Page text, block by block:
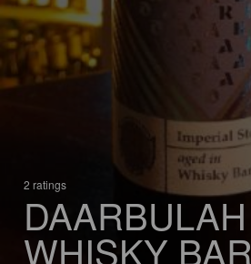
2 ratings
DAARBULAH
WHISKY